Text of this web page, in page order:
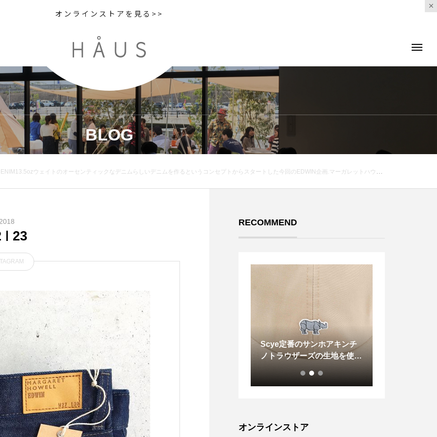
オンラインストアを見る>>
BLOG
センティックなデニムらしいデニムを作るというコンセプトからスタートした今回のEDWIN企画.マーガレットハウエルのデニムのアイコンであるカーキの耳使いは健全です。.あわせてこちらもどうぞ︎@haus_howell ..#margarethowell #EDWIN#authentic blue denim #denim #hausmatsue #島根#松江
23
RECOMMEND
.直火・電子レンジ・魚焼き
グリルに対応。陶器製ダッチ
オーブンをイメージした、イ
ブキクラフトのグリラーが今
年も入荷しました。.耐熱性
の高さなどから大人気のグリ
ラー。メイン料理からデザー
トまで、様々なメニューが調
．バッグの中のいろんなもの
をわけて整頓できるナンバー
ポーチ。ギフトにもオススメ
です🌲．#MHL#HEAVY CO
TTON CANVAS#logobag#s
houlderbag #logotote#tote
bag#hausmatsue #島根#松
江
Scye定番のサンホアキンチ
ノトラウザーズの生地を使用
した SCYE BASICS UNISE
オンラインストア